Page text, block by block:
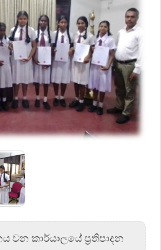
වන කාර්යාලයේ ප්‍රතිපාදන